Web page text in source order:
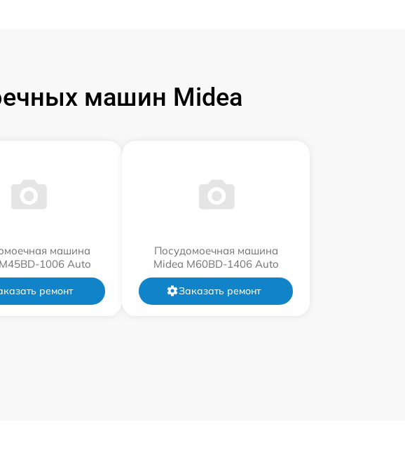
машин Midea
машина
1006 Auto
ремонт
Посудомоечная машина
Midea M60BD-1406 Auto
Заказать ремонт